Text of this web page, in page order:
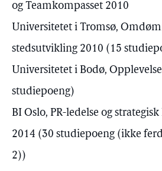
og Teamkompasset 2010
Universitetet i Tromsø,
stedsutvikling 2010 (15
Universitetet i Bodø,
studiepoeng)
BI Oslo, PR-ledelse og
2014 (30 studiepoeng (ikke
2))